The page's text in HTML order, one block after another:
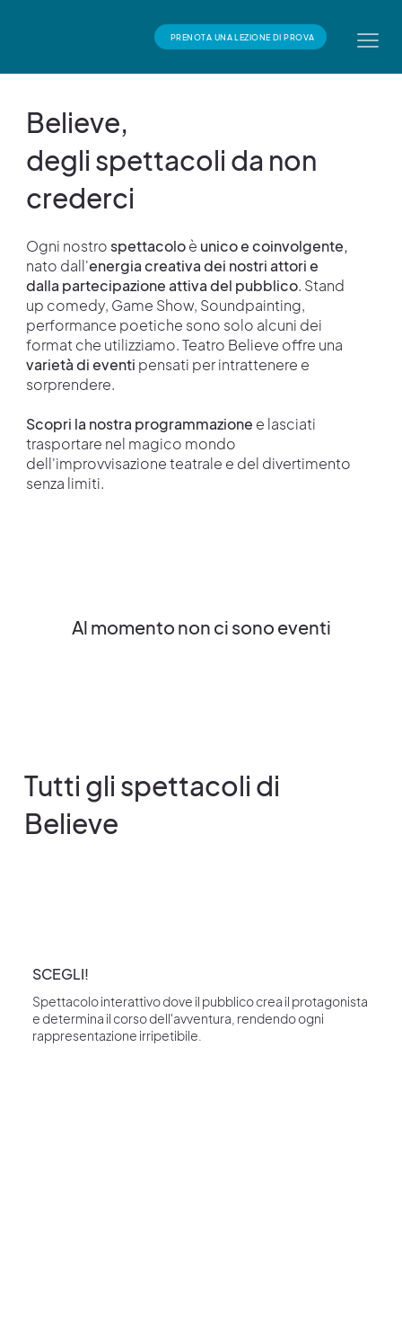
PRENOTA UNA LEZIONE DI PROVA
Believe,
degli spettacoli da non
crederci
Ogni nostro spettacoloè unico e coinvolgente,
nato dall'energia creativa dei nostri attori e
dalla partecipazione attiva del pubblico. Stand
up comedy, Game Show, Soundpainting,
performance poetiche sono solo alcuni dei
format che utilizziamo. Teatro Believe offre una
varietà di eventi pensati per intrattenere e
sorprendere.
Scopri la nostra programmazione e lasciati
trasportare nel magico mondo
dell'improvvisazione teatrale e del divertimento
senza limiti.
Al momento non ci sono eventi
Tutti gli spettacoli di
Believe
SCEGLI!
Spettacolo interattivo dove il pubblico crea il protagonista
e determina il corso dell'avventura, rendendo ogni
rappresentazione irripetibile.